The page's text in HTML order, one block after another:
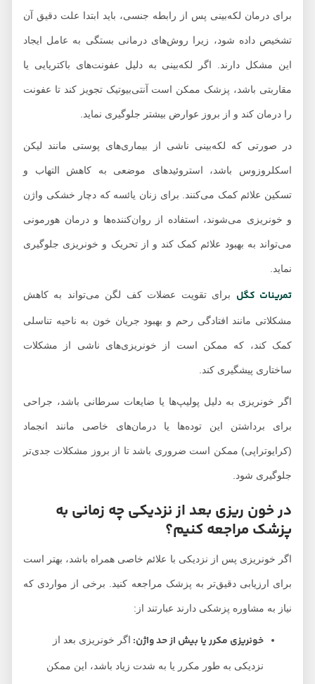
برای درمان لکه‌بینی پس از رابطه جنسی، باید ابتدا علت دقیق آن
تشخیص داده شود، زیرا روش‌های درمانی بستگی به عامل ایجاد
این مشکل دارند. اگر لکه‌بینی به دلیل عفونت‌های باکتریایی یا
مقاربتی باشد، پزشک ممکن است آنتی‌بیوتیک تجویز کند تا عفونت
را درمان کند و از بروز عوارض بیشتر جلوگیری نماید.
در صورتی که لکه‌بینی ناشی از بیماری‌های پوستی مانند لیکن
اسکلروزوس باشد، استروئیدهای موضعی به کاهش التهاب و
تسکین علائم کمک می‌کنند. برای زنان یائسه که دچار خشکی واژن
و خونریزی می‌شوند، استفاده از روان‌کننده‌ها و درمان هورمونی
می‌تواند به بهبود علائم کمک کند و از تحریک و خونریزی جلوگیری
تمرینات کگل برای تقویت عضلات کف لگن می‌تواند به کاهش
مشکلاتی مانند افتادگی رحم و بهبود جریان خون به ناحیه تناسلی
کمک کند، که ممکن است از خونریزی‌های ناشی از مشکلات
ساختاری پیشگیری کند.
اگر خونریزی به دلیل پولیپ‌ها یا ضایعات سرطانی باشد، جراحی
برای برداشتن این توده‌ها یا درمان‌های خاصی مانند انجماد
(کرایوتراپی) ممکن است ضروری باشد تا از بروز مشکلات جدی‌تر
جلوگیری شود.
در خون ریزی بعد از نزدیکی چه زمانی به
پزشک مراجعه کنیم؟
اگر خونریزی پس از نزدیکی با علائم خاصی همراه باشد، بهتر است
برای ارزیابی دقیق‌تر به پزشک مراجعه کنید. برخی از مواردی که
نیاز به مشاوره پزشکی دارند عبارتند از:
خونریزی مکرر یا بیش از حد واژن:اگر خونریزی بعد از
نزدیکی به طور مکرر یا به شدت زیاد باشد، این ممکن